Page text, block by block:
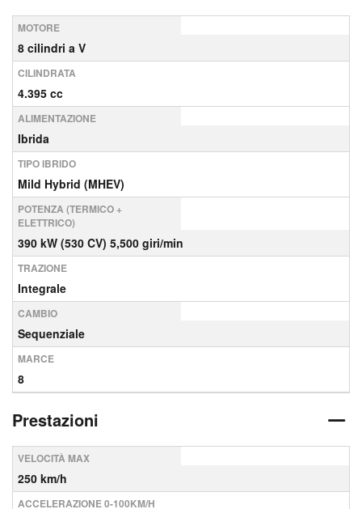
MOTORE
8 cilindri a V
CILINDRATA
4.395 cc
ALIMENTAZIONE
Ibrida
TIPO IBRIDO
Mild Hybrid (MHEV)
POTENZA (TERMICO +
ELETTRICO)
390 kW (530 CV) 5,500 giri/min
TRAZIONE
Integrale
CAMBIO
Sequenziale
MARCE
8
Prestazioni
VELOCITÀ MAX
250 km/h
ACCELERAZIONE 0-100KM/H